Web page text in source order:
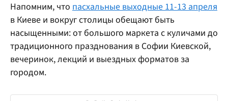
Напомним, что пасхальные выходные 11-13 апреля
в Киеве и вокруг столицы обещают быть
насыщенными: от большого маркета с куличами до
традиционного празднования в Софии Киевской,
вечеринок, лекций и выездных форматов за
городом.